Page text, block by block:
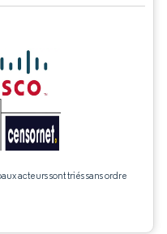
acteurs sont triés sans ordre